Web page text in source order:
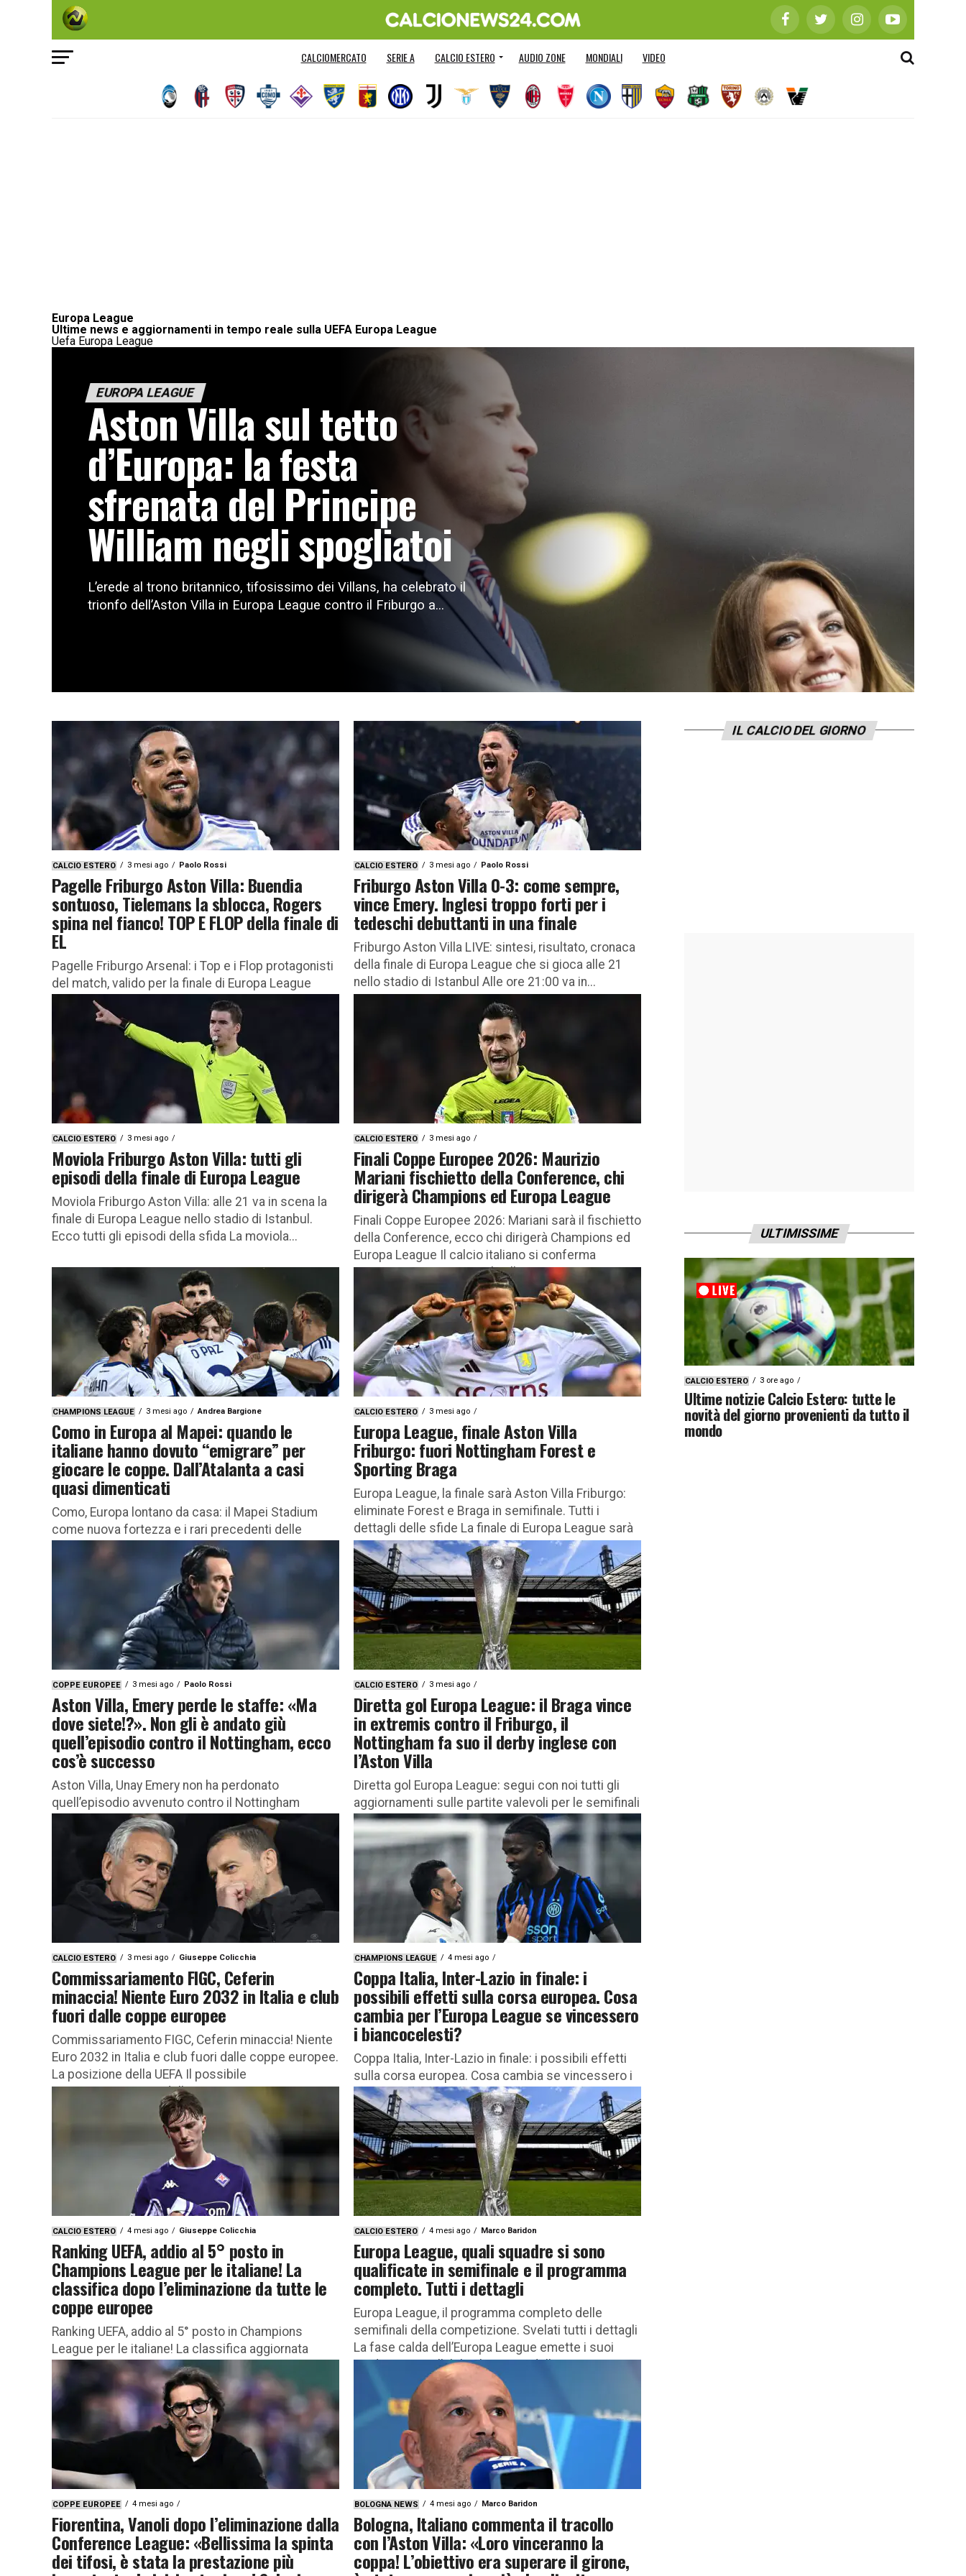
CALCIOMERCATO SERIE A CALCIO ESTERO AUDIO ZONE MONDIALI VIDEO
Europa League
Ultime news e aggiornamenti in tempo reale sulla UEFA Europa League
Uefa Europa League
EUROPA LEAGUE
Aston Villa sul tetto
d’Europa: la festa
sfrenata del Principe
William negli spogliatoi
L’erede al trono britannico, tifosissimo dei Villans, ha celebrato il
trionfo dell’Aston Villa in Europa League contro il Friburgo a...
CALCIO ESTERO 3 mesi ago Paolo Rossi
Pagelle Friburgo Aston Villa: Buendia
sontuoso, Tielemans la sblocca, Rogers
spina nel fianco! TOP E FLOP della finale di
EL
Pagelle Friburgo Arsenal: i Top e i Flop protagonisti
del match, valido per la finale di Europa League
2025/26 Pagelle Friburgo Arsenal: i migliori e i...
CALCIO ESTERO 3 mesi ago Paolo Rossi
Friburgo Aston Villa 0-3: come sempre,
vince Emery. Inglesi troppo forti per i
tedeschi debuttanti in una finale
Friburgo Aston Villa LIVE: sintesi, risultato, cronaca
della finale di Europa League che si gioca alle 21
nello stadio di Istanbul Alle ore 21:00 va in...
CALCIO ESTERO 3 mesi ago
Moviola Friburgo Aston Villa: tutti gli
episodi della finale di Europa League
Moviola Friburgo Aston Villa: alle 21 va in scena la
finale di Europa League nello stadio di Istanbul.
Ecco tutti gli episodi della sfida La moviola...
CALCIO ESTERO 3 mesi ago
Finali Coppe Europee 2026: Maurizio
Mariani fischietto della Conference, chi
dirigerà Champions ed Europa League
Finali Coppe Europee 2026: Mariani sarà il fischietto
della Conference, ecco chi dirigerà Champions ed
Europa League Il calcio italiano si conferma
protagonista ai massimi livelli...
CHAMPIONS LEAGUE 3 mesi ago Andrea Bargione
Como in Europa al Mapei: quando le
italiane hanno dovuto “emigrare” per
giocare le coppe. Dall’Atalanta a casi
quasi dimenticati
Como, Europa lontano da casa: il Mapei Stadium
come nuova fortezza e i rari precedenti delle
italiane costrette a traslocare per le coppe Il Como
CALCIO ESTERO 3 mesi ago
Europa League, finale Aston Villa
Friburgo: fuori Nottingham Forest e
Sporting Braga
Europa League, la finale sarà Aston Villa Friburgo:
eliminate Forest e Braga in semifinale. Tutti i
dettagli delle sfide La finale di Europa League sarà
Aston...
COPPE EUROPEE 3 mesi ago Paolo Rossi
Aston Villa, Emery perde le staffe: «Ma
dove siete!?». Non gli è andato giù
quell’episodio contro il Nottingham, ecco
cos’è successo
Aston Villa, Unay Emery non ha perdonato
quell’episodio avvenuto contro il Nottingham
durante il match di Europa League Il tecnico
dell’Aston Villa, Unai Emery, non ha...
CALCIO ESTERO 3 mesi ago
Diretta gol Europa League: il Braga vince
in extremis contro il Friburgo, il
Nottingham fa suo il derby inglese con
l’Aston Villa
Diretta gol Europa League: segui con noi tutti gli
aggiornamenti sulle partite valevoli per le semifinali
d’andata Scendono in campo per le semifinali
d’andata di Europa...
CALCIO ESTERO 3 mesi ago Giuseppe Colicchia
Commissariamento FIGC, Ceferin
minaccia! Niente Euro 2032 in Italia e club
fuori dalle coppe europee
Commissariamento FIGC, Ceferin minaccia! Niente
Euro 2032 in Italia e club fuori dalle coppe europee.
La posizione della UEFA Il possibile
commissariamento della FIGC continua a...
CHAMPIONS LEAGUE 4 mesi ago
Coppa Italia, Inter-Lazio in finale: i
possibili effetti sulla corsa europea. Cosa
cambia per l’Europa League se vincessero
i biancocelesti?
Coppa Italia, Inter-Lazio in finale: i possibili effetti
sulla corsa europea. Cosa cambia se vincessero i
biancocelesti? Tutte le combinazioni La finale di
Coppa Italia del...
CALCIO ESTERO 4 mesi ago Giuseppe Colicchia
Ranking UEFA, addio al 5° posto in
Champions League per le italiane! La
classifica dopo l’eliminazione da tutte le
coppe europee
Ranking UEFA, addio al 5° posto in Champions
League per le italiane! La classifica aggiornata
dopo i quarti di finale delle coppe europee Con
l’eliminazione del...
CALCIO ESTERO 4 mesi ago Marco Baridon
Europa League, quali squadre si sono
qualificate in semifinale e il programma
completo. Tutti i dettagli
Europa League, il programma completo delle
semifinali della competizione. Svelati tutti i dettagli
La fase calda dell’Europa League emette i suoi
verdetti inappellabili. Al termine delle...
COPPE EUROPEE 4 mesi ago
Fiorentina, Vanoli dopo l’eliminazione dalla
Conference League: «Bellissima la spinta
dei tifosi, è stata la prestazione più
BOLOGNA NEWS 4 mesi ago Marco Baridon
Bologna, Italiano commenta il tracollo
con l’Aston Villa: «Loro vinceranno la
coppa! L’obiettivo era superare il girone,
IL CALCIO DEL GIORNO
ULTIMISSIME
CALCIO ESTERO 3 ore ago
Ultime notizie Calcio Estero: tutte le
novità del giorno provenienti da tutto il
mondo